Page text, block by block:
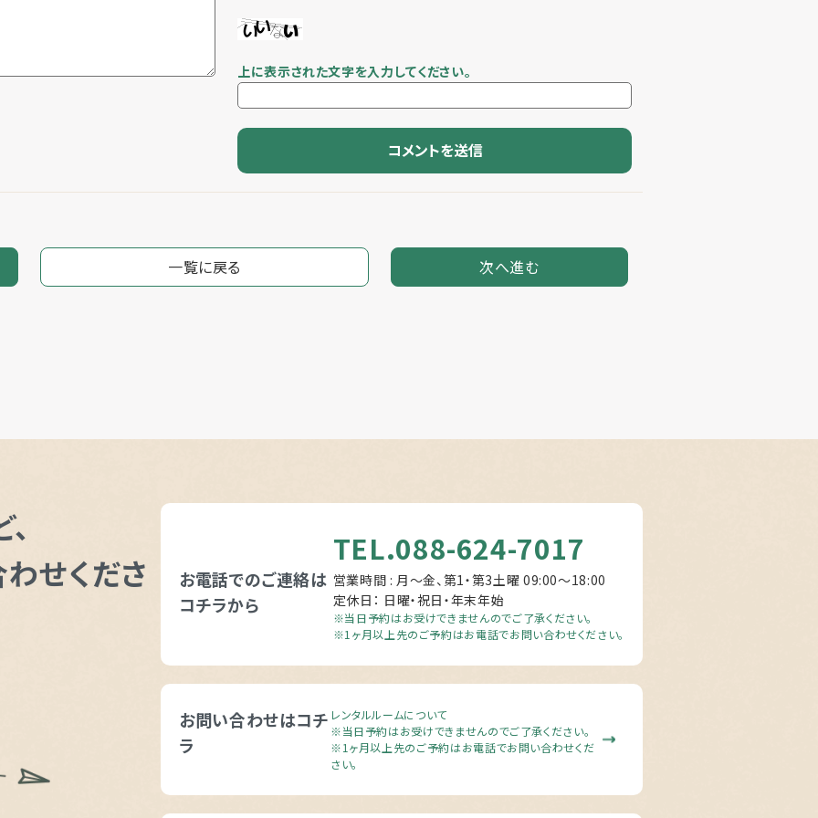
上に表示された文字を入力してください。
一覧に戻る 次へ進む
せくださ
お電話でのご連絡は
コチラから
TEL.088-624-7017
営業時間 : 月～金、第1・第3土曜 09:00〜18:00
定休日： 日曜・祝日・年末年始
※当日予約はお受けできませんのでご了承ください。
※1ヶ月以上先のご予約はお電話でお問い合わせください。
お問い合わせはコチ
ラ
レンタルルームについて
※当日予約はお受けできませんのでご了承ください。
※1ヶ月以上先のご予約はお電話でお問い合わせくだ
さい。